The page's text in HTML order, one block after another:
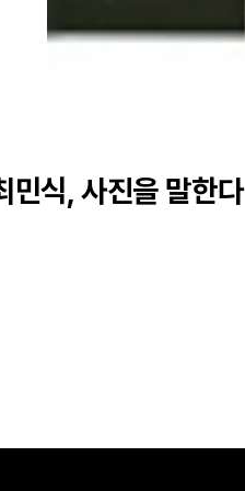
민식, 사진을 말한다